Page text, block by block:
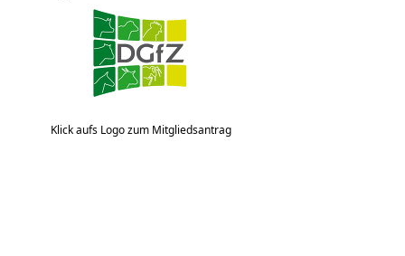
Klick aufs Logo zum Mitgliedsantrag